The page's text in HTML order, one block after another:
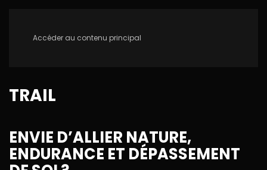
Accéder au contenu principal
TRAIL
ENVIE D’ALLIER NATURE,
ENDURANCE ET DÉPASSEMENT